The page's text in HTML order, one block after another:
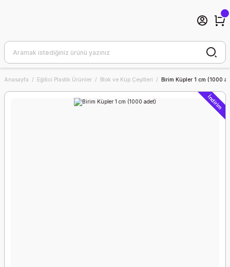
Anasayfa Eğitici Plastik Ürünler Blok ve Küp Çeşitleri Birim Küpler 1 cm (1000
İndirim